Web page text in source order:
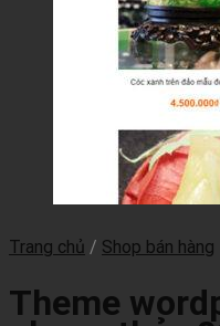
Trang chủ / Shop bán hàng
Theme